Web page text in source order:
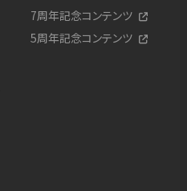
7周年記念コンテンツ
5周年記念コンテンツ